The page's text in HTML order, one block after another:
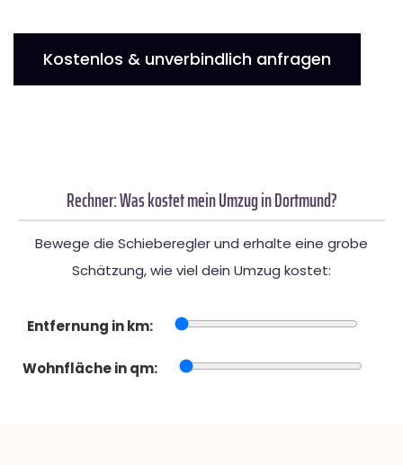
Kostenlos & unverbindlich anfragen
Rechner: Was kostet mein Umzug in Dortmund?
Bewege die Schieberegler und erhalte eine grobe
Schätzung, wie viel dein Umzug kostet:
Entfernung in km:
Wohnfläche in qm: